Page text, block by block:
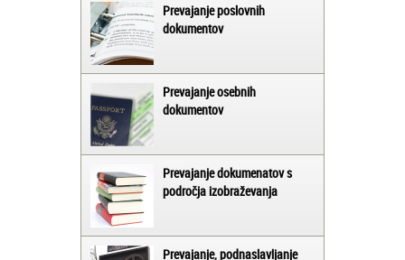
Prevajanje poslovnih
dokumentov
Prevajanje osebnih
dokumentov
Prevajanje dokumenatov s
področja izobraževanja
Prevajanje, podnaslavljanje